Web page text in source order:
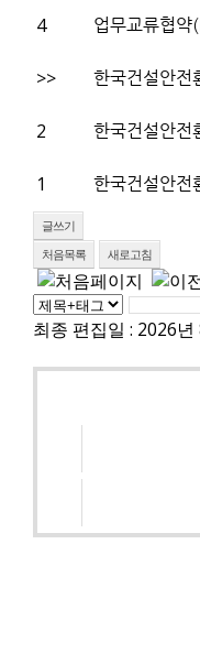
4
업무교류협
>>
한국건설안전
2
한국건설안전
1
한국건설안전
글쓰기
처음목록 새로고침
최종 편집일 : 2026년